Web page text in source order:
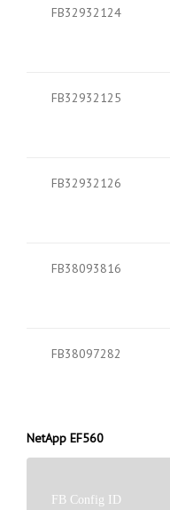
FB32932124
FB32932125
FB32932126
FB38093816
FB38097282
NetApp EF560
FB Config ID